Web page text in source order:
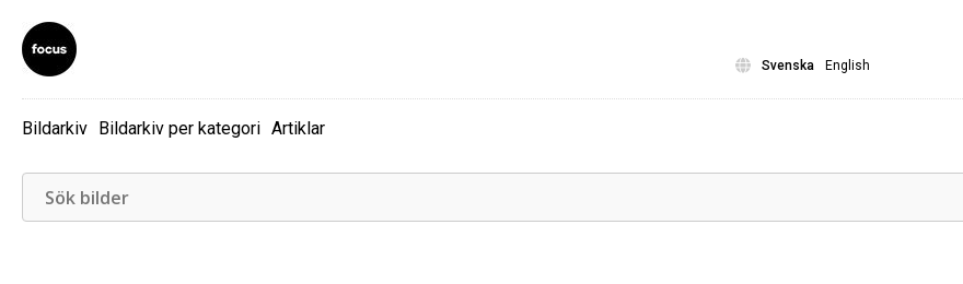
Svenska English
Bildarkiv Bildarkiv per kategori Artiklar